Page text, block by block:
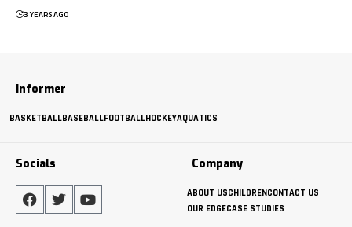
3 YEARS AGO
Informer
BASKETBALLBASEBALLFOOTBALLHOCKEYAQUATICS
Socials Company
ABOUT USCHILDRENCONTACT US
OUR EDGECASE STUDIES